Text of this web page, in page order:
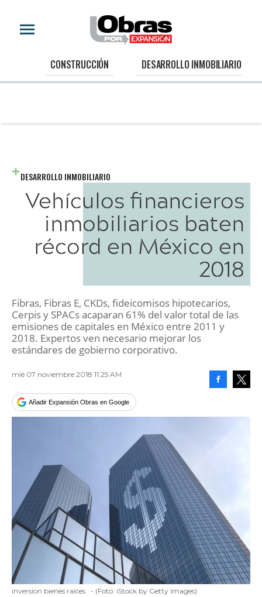
CONSTRUCCIÓN DESARROLLO INMOBILIARIO
DESARROLLO INMOBILIARIO
Vehículos financieros
inmobiliarios baten
récord en México en
2018
Fibras, Fibras E, CKDs, fideicomisos hipotecarios,
Cerpis y SPACs acaparan 61% del valor total de las
emisiones de capitales en México entre 2011 y
2018. Expertos ven necesario mejorar los
estándares de gobierno corporativo.
mié 07 noviembre 2018 11:25 AM
Añadir Expansión Obras en Google
inversion bienes raíces - (Foto: iStock by Getty Images)